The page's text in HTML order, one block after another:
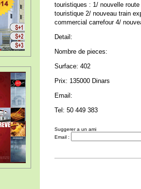
touristiques : 1/ nouvelle
touristique 2/ nouveau train
commercial carrefour 4/
Detail:
Nombre de pieces:
Surface: 402
Prix: 135000 Dinars
Email:
Tel: 50 449 383
Suggerer a un ami
Email :